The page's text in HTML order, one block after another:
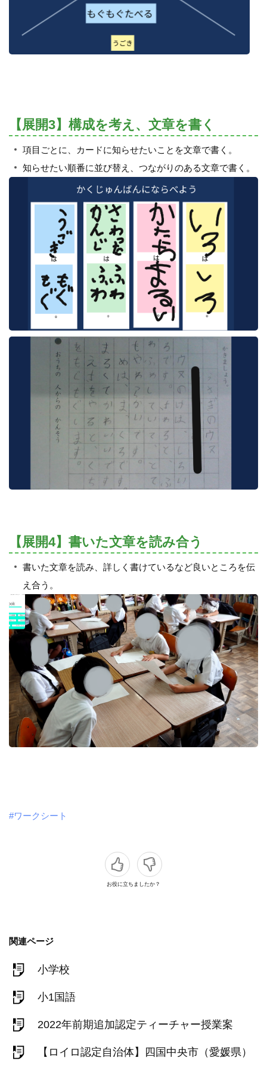
【展開3】構成を考え、文章を書く
項目ごとに、カードに知らせたいことを文章で書く。
知らせたい順番に並び替え、つながりのある文章で書く。
【展開4】書いた文章を読み合う
書いた文章を読み、詳しく書けているなど良いところを伝
え合う。
#ワークシート
お役に立ちましたか？
関連ページ
小学校
小1国語
2022年前期追加認定ティーチャー授業案
【ロイロ認定自治体】四国中央市（愛媛県）